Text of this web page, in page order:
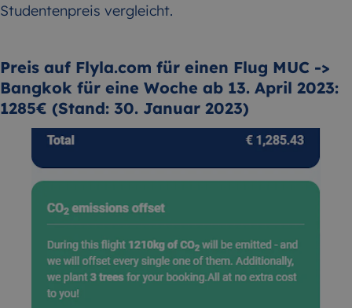
Studentenpreis vergleicht.
Preis auf Flyla.com für einen Flug MUC ->
Bangkok für eine Woche ab 13. April 2023:
1285€ (Stand: 30. Januar 2023)